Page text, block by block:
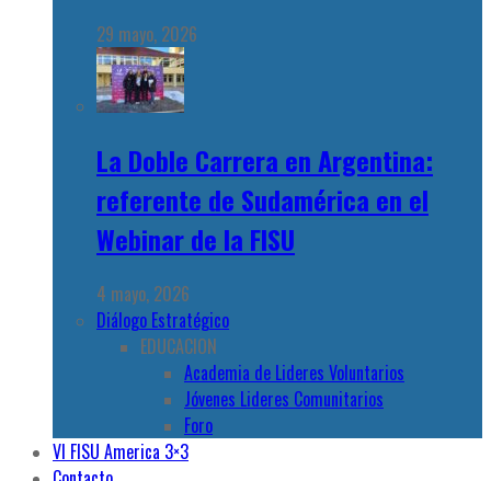
29 mayo, 2026
La Doble Carrera en Argentina:
referente de Sudamérica en el
Webinar de la FISU
4 mayo, 2026
Diálogo Estratégico
EDUCACION
Academia de Lideres Voluntarios
Jóvenes Lideres Comunitarios
Foro
VI FISU America 3×3